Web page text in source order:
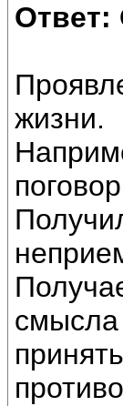
Ответ:
жизни.
смысла